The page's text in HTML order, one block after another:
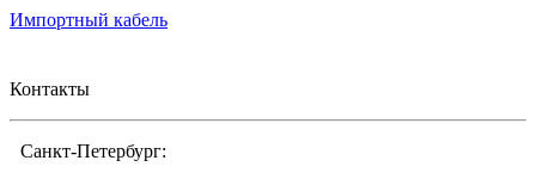
Импортный кабель
Контакты
Санкт-Петербург: